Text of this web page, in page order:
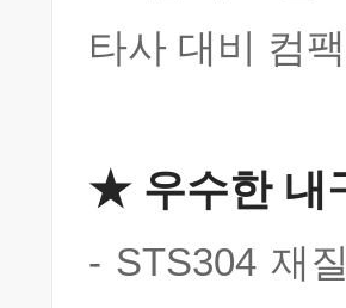
타사 대비 컴
★ 우수한 내
- STS304 재